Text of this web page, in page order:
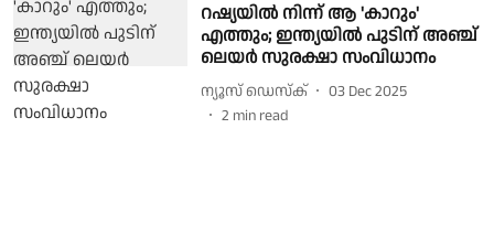
റഷ്യയില്‍ നിന്ന് ആ 'കാറും'
എത്തും; ഇന്ത്യയില്‍ പുടിന് അഞ്ച്
ലെയര്‍ സുരക്ഷാ സംവിധാനം
ന്യൂസ് ഡെസ്ക്
03 Dec 2025
2 min read